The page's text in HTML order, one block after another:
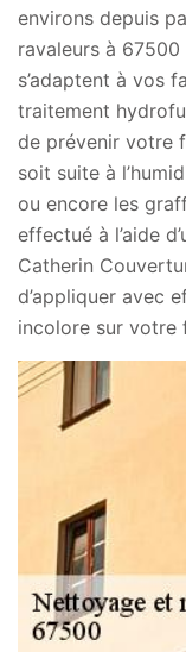
environs depuis
ravaleurs à
s’adaptent à vos
traitement
de prévenir votre
soit suite à
ou encore les
effectué à l’aide
Catherin
d’appliquer avec
incolore sur votre